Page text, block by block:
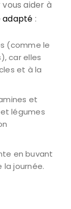
aider à
adapté :
(comme le
car elles
et à la
et
légumes
en buvant
la journée.